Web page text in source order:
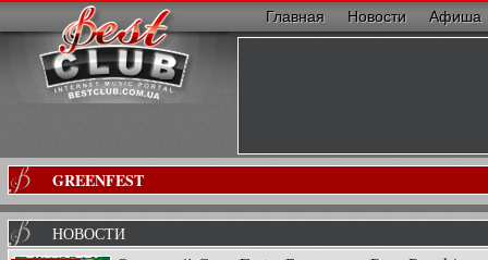
Главная Новости Афиша
GREENFEST
НОВОСТИ